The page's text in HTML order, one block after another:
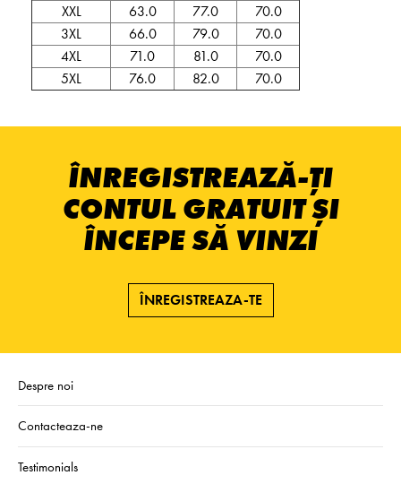
XXL
63.0 77.0
70.0
3XL
66.0 79.0
70.0
4XL
71.0 81.0
70.0
5XL
76.0 82.0 70.0
ÎNREGISTREAZĂ-ȚI
CONTUL GRATUIT ȘI
ÎNCEPE SĂ VINZI
ÎNREGISTREAZA-TE
Despre noi
Contacteaza-ne
Testimonials